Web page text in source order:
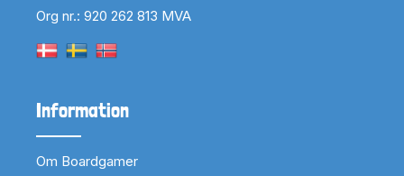
Org nr.: 920 262 813 MVA
Information
Om Boardgamer